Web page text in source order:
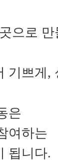
으로 만
기쁘게,
은
여하는
됩니다.